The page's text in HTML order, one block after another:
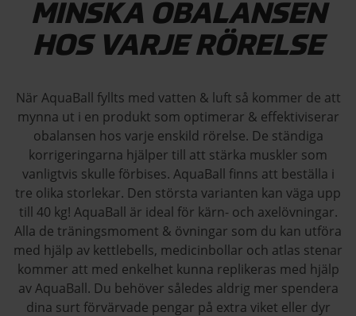
MINSKA OBALANSEN
HOS VARJE RÖRELSE
När AquaBall fyllts med vatten & luft så kommer de att
mynna ut i en produkt som optimerar & effektiviserar
obalansen hos varje enskild rörelse. De ständiga
korrigeringarna hjälper till att stärka muskler som
vanligtvis skulle förbises. AquaBall finns att beställa i
tre olika storlekar. Den största varianten kan väga upp
till 40 kg! AquaBall är ideal för kärn- och axelövningar.
Alla de träningsmoment & övningar som du kan utföra
med hjälp av kettlebells, medicinbollar och atlas stenar
kommer att med enkelhet kunna replikeras med hjälp
av AquaBall. Du behöver således aldrig mer spendera
dina surt förvärvade pengar på extra viket eller dyr